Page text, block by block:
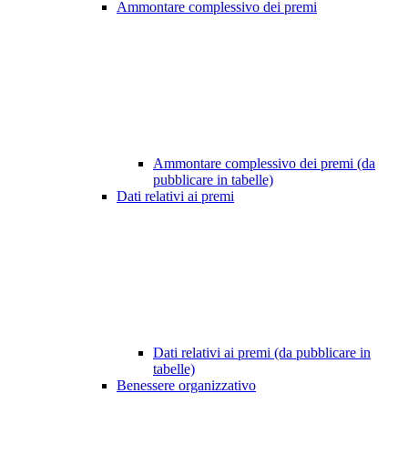
Ammontare complessivo dei premi
Ammontare complessivo dei premi (da
pubblicare in tabelle)
Dati relativi ai premi
Dati relativi ai premi (da pubblicare in
tabelle)
Benessere organizzativo